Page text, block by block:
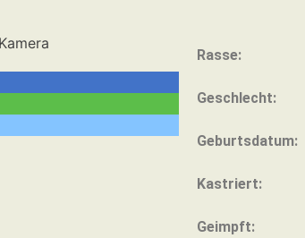
Rasse:
Geschlecht:
Geburtsdatum:
Kastriert:
Geimpft: